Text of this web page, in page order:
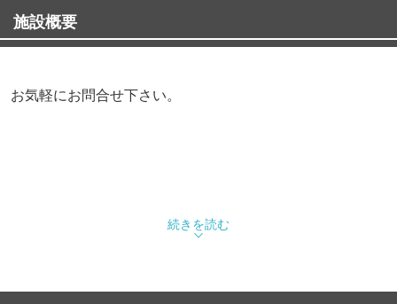
施設概要
お気軽にお問合せ下さい。
続きを読む